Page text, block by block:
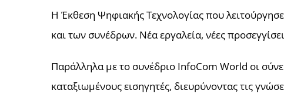
Η Έκθεση Ψηφιακής Τεχνολογίας που
και των συνέδρων. Νέα εργαλεία, νέες
Παράλληλα με το συνέδριο InfoCom World οι
καταξιωμένους εισηγητές, διευρύνοντας τις